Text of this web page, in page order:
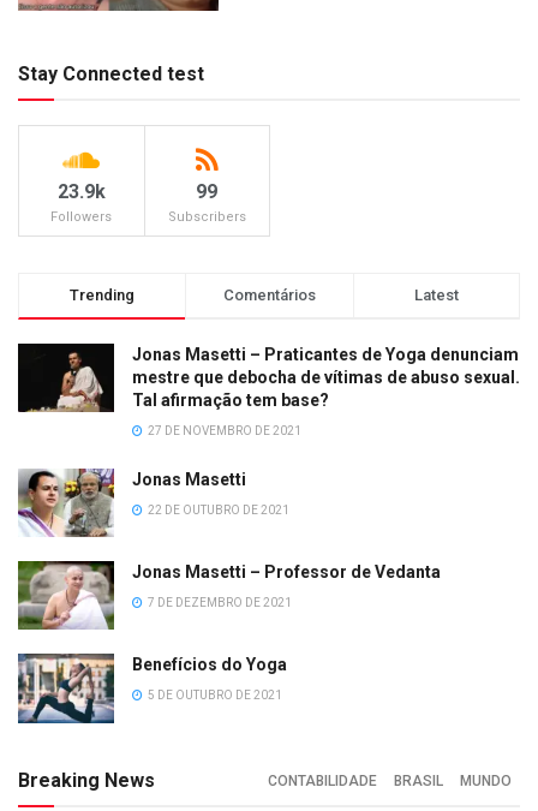
Stay Connected test
23.9k
Followers
99
Subscribers
Trending Comentários Latest
Jonas Masetti – Praticantes de Yoga denunciam
mestre que debocha de vítimas de abuso sexual.
Tal afirmação tem base?
27 DE NOVEMBRO DE 2021
Jonas Masetti
22 DE OUTUBRO DE 2021
Jonas Masetti – Professor de Vedanta
7 DE DEZEMBRO DE 2021
Benefícios do Yoga
5 DE OUTUBRO DE 2021
Breaking News CONTABILIDADE BRASIL MUNDO